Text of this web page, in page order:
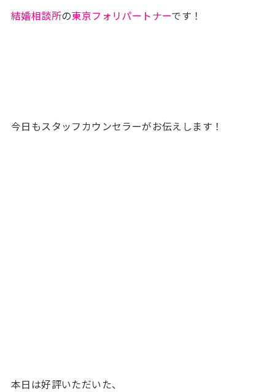
結婚相談所の東京フォリパートナーです！
今日もスタッフカウンセラーがお伝えします！
本日は好評いただいた、